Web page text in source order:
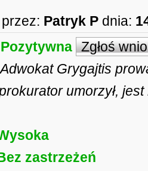
Patryk P dnia:
Pozytywna Zgłoś
Adwokat Grygajtis
umorzył,
zastrzeżeń